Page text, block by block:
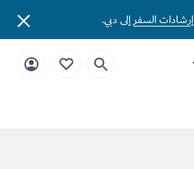
إرشادات السفرإلى دبي.